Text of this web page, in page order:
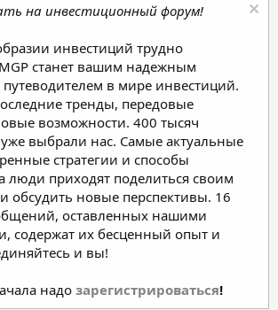
на инвестиционный форум!
инвестиций трудно
станет вашим надежным
в мире инвестиций.
тренды, передовые
возможности. 400 тысяч
выбрали нас. Самые актуальные
стратегии и способы
люди приходят поделиться своим
обсудить новые перспективы. 16
оставленных нашими
содержат их бесценный опыт и
и вы!
надо зарегистрироваться!